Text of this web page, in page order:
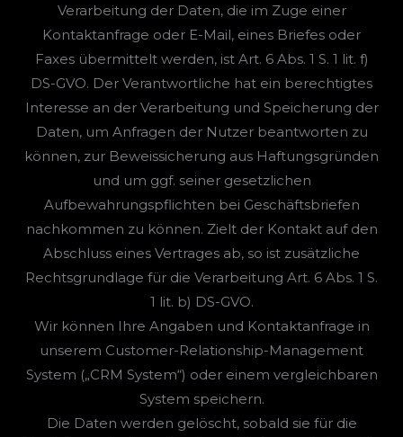
Verarbeitung der Daten, die im Zuge einer
Kontaktanfrage oder E-Mail, eines Briefes oder
Faxes übermittelt werden, ist Art. 6 Abs. 1 S. 1 lit. f)
DS-GVO. Der Verantwortliche hat ein berechtigtes
Interesse an der Verarbeitung und Speicherung der
Daten, um Anfragen der Nutzer beantworten zu
können, zur Beweissicherung aus Haftungsgründen
und um ggf. seiner gesetzlichen
Aufbewahrungspflichten bei Geschäftsbriefen
nachkommen zu können. Zielt der Kontakt auf den
Abschluss eines Vertrages ab, so ist zusätzliche
Rechtsgrundlage für die Verarbeitung Art. 6 Abs. 1 S.
1 lit. b) DS-GVO.
Wir können Ihre Angaben und Kontaktanfrage in
unserem Customer-Relationship-Management
System („CRM System“) oder einem vergleichbaren
System speichern.
Die Daten werden gelöscht, sobald sie für die